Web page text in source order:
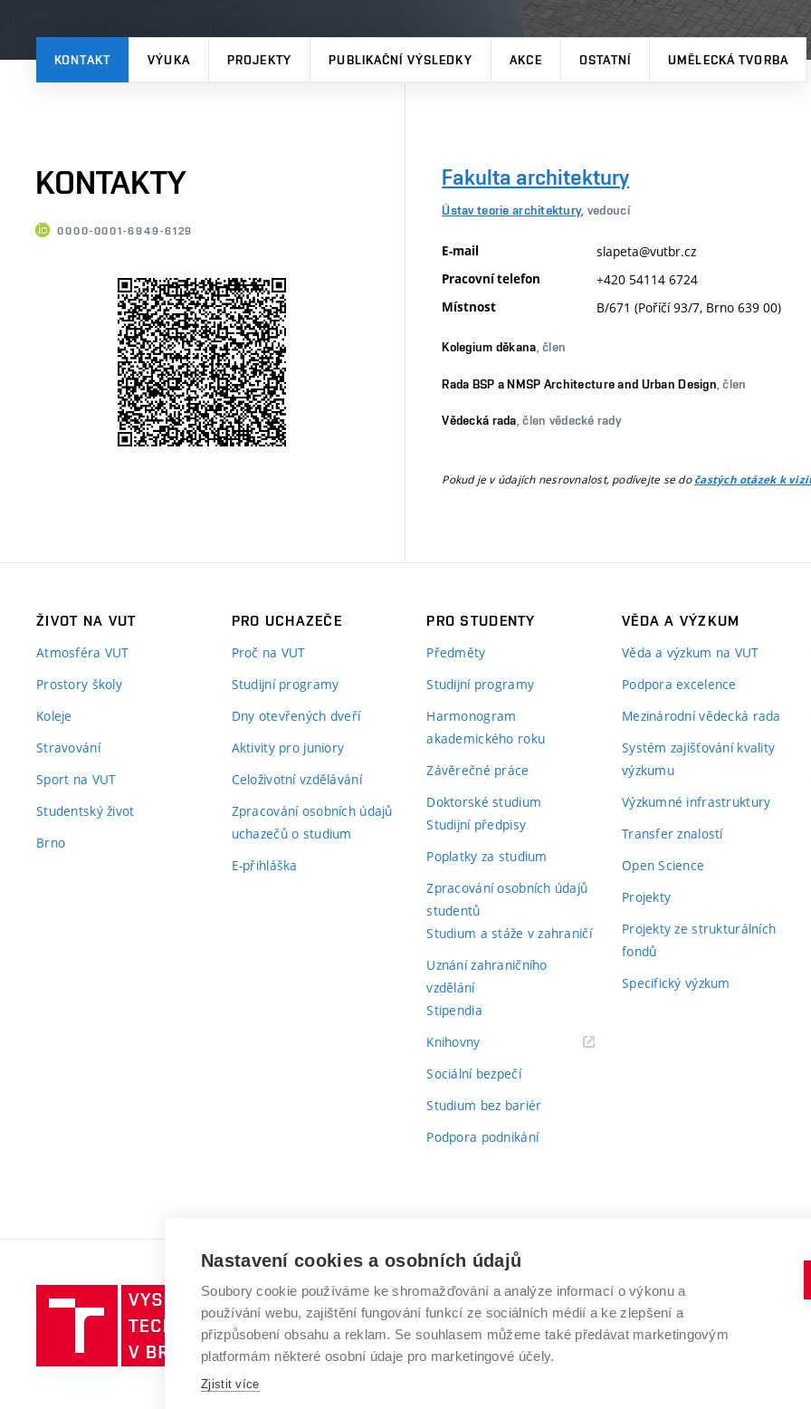
KONTAKT VÝUKA PROJEKTY PUBLIKAČNÍ VÝSLEDKY AKCE OSTATNÍ UMĚLECKÁ TVORBA
KONTAKTY
0000-0001-6949-6129
Fakulta architektury
Ústav teorie architektury, vedoucí
E-mail slapeta@vutbr.cz
Pracovní telefon +420 54114 6724
Místnost B/671 (Poříčí 93/7, Brno 639 00)
Kolegium děkana , člen
Rada BSP a NMSP Architecture and Urban Design , člen
Vědecká rada , člen vědecké rady
Pokud je v údajích nesrovnalost, podívejte se dočastých otázek k
ŽIVOT NA VUT
Atmosféra VUT
Prostory školy
Koleje
Stravování
Sport na VUT
Studentský život
Brno
PRO UCHAZEČE
Proč na VUT
Studijní programy
Dny otevřených dveří
Aktivity pro juniory
Celoživotní vzdělávání
Zpracování osobních údajů
uchazečů o studium
E-přihláška
PRO STUDENTY
Předměty
Studijní programy
Harmonogram
akademického roku
Závěrečné práce
Doktorské studium
Studijní předpisy
Poplatky za studium
Zpracování osobních údajů
studentů
Studium a stáže v zahraničí
Uznání zahraničního
vzdělání
Stipendia
Knihovny(externí
Sociální bezpečí
Studium bez bariér
Podpora podnikání
VĚDA A VÝZKUM
Věda a výzkum na VUT
Podpora excelence
Mezinárodní vědecká rada
Systém zajišťování kvality
výzkumu
Výzkumné infrastruktury
Transfer znalostí
Open Science
Projekty
Projekty ze strukturálních
fondů
Specifický výzkum
Vysoké
učení
technické
v
VYSOKÉ UČENÍ TECHNICKÉ V BRNĚ
Antonínská 548/1
602 00 Brno
www.vut.cz
Nastavení cookies a osobních údajů
Soubory cookie používáme ke shromažďování a analýze informací o výkonu a
používání webu, zajištění fungování funkcí ze sociálních médií a ke zlepšení a
přizpůsobení obsahu a reklam. Se souhlasem můžeme také předávat marketingovým
platformám některé osobní údaje pro marketingové účely.
Zjistit více